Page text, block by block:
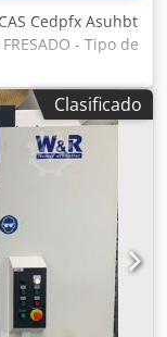
Cedpfx Asuhbt
- Tipo de
husillo : 12.000
LINEALES -
CAMBIADOR DE
:
herramientas :
0.7 [seq] MESA -
admisible en la
- Tensión de
: 25 [kVA]
el suelo : 1.640 x
- Peso de la
de trabajo :
Clasificado